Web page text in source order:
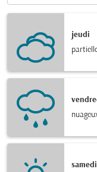
jeudi
samedi